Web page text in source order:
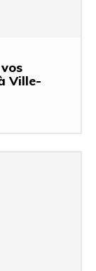
Ville-